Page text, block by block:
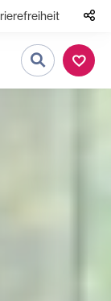
Suche